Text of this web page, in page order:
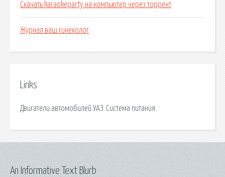
Скачать karaokeparty на компьютер через торрент
Журнал ваш гинеколог
Links
Двигатели автомобилей УАЗ. Система питания.
An Informative Text Blurb